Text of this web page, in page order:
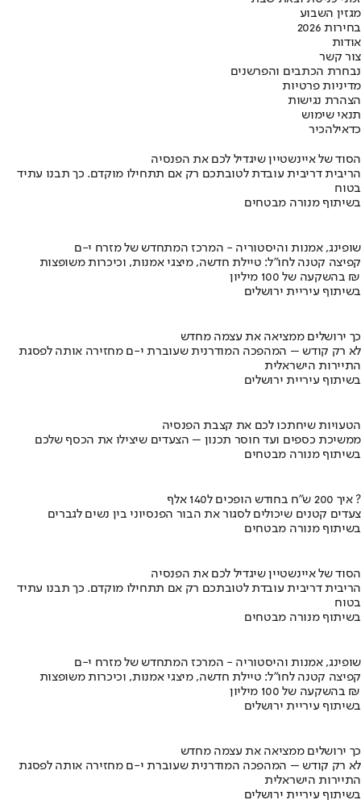
מגזין השבוע
בחירות 2026
אודות
צור קשר
נבחרת הכתבים והפרשנים
מדיניות פרטיות
הצהרת נגישות
תנאי שימוש
כדאילהכיר
הסוד של איינשטיין שיגדיל לכם את הפנסיה
הריבית דריבית עובדת לטובתכם רק אם תתחילו מוקדם. כך תבנו עתיד
בטוח
בשיתוף מנורה מבטחים
שופינג, אמנות והיסטוריה - המרכז המתחדש של מזרח י-ם
קפיצה קטנה לחו"ל: טיילת חדשה, מיצגי אמנות, וכיכרות משופצות
בהשקעה של 100 מיליון ₪
בשיתוף עיריית ירושלים
כך ירושלים ממציאה את עצמה מחדש
לא רק קודש – המהפכה המודרנית שעוברת י-ם מחזירה אותה לפסגת
התיירות הישראלית
בשיתוף עיריית ירושלים
הטעויות שיחתכו לכם את קצבת הפנסיה
ממשיכת כספים ועד חוסר תכנון – הצעדים שיצילו את הכסף שלכם
בשיתוף מנורה מבטחים
איך 200 ש"ח בחודש הופכים ל140 אלף ?
צעדים קטנים שיכולים לסגור את הבור הפנסיוני בין נשים לגברים
בשיתוף מנורה מבטחים
הסוד של איינשטיין שיגדיל לכם את הפנסיה
הריבית דריבית עובדת לטובתכם רק אם תתחילו מוקדם. כך תבנו עתיד
בטוח
בשיתוף מנורה מבטחים
שופינג, אמנות והיסטוריה - המרכז המתחדש של מזרח י-ם
קפיצה קטנה לחו"ל: טיילת חדשה, מיצגי אמנות, וכיכרות משופצות
בהשקעה של 100 מיליון ₪
בשיתוף עיריית ירושלים
כך ירושלים ממציאה את עצמה מחדש
לא רק קודש – המהפכה המודרנית שעוברת י-ם מחזירה אותה לפסגת
התיירות הישראלית
בשיתוף עיריית ירושלים